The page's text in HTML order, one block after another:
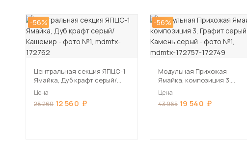
-56%
Центральная секция ЯПЦС-1
Ямайка, Дуб крафт серый/
Кашемир
Цена
28 260 12 560
-56%
Модульная Прихожая
Ямайка, композиция 3,
Графит серый/Камень серый
Цена
43 965 19 540